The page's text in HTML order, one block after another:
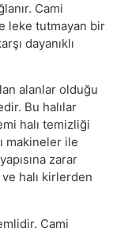
Cami
leke tutmayan bir
dayanıklı
alanlar olduğu
Bu halılar
halı temizliği
makineler ile
zarar
halı kirlerden
Cami